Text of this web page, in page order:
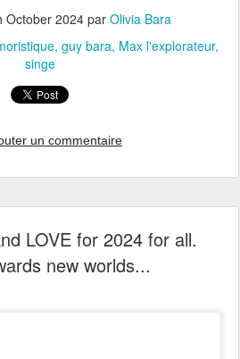
October 2024par Olivia Bara
guy bara Max l'explorateur
singe
un commentaire
LOVE for 2024 for all.
new worlds...